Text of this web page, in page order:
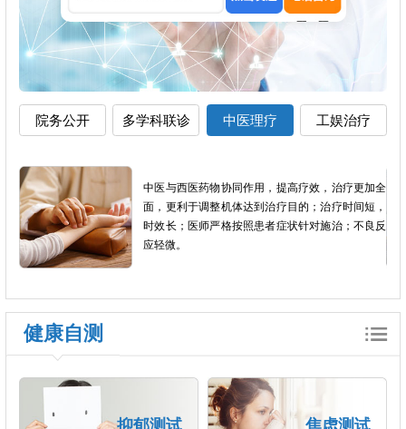
院务公开 多学科联诊 中医理疗 工娱治疗
中医与西医药物协同作用，提高疗效，治疗更加全
面，更利于调整机体达到治疗目的；治疗时间短，
时效长；医师严格按照患者症状针对施治；不良反
应轻微。
健康自测